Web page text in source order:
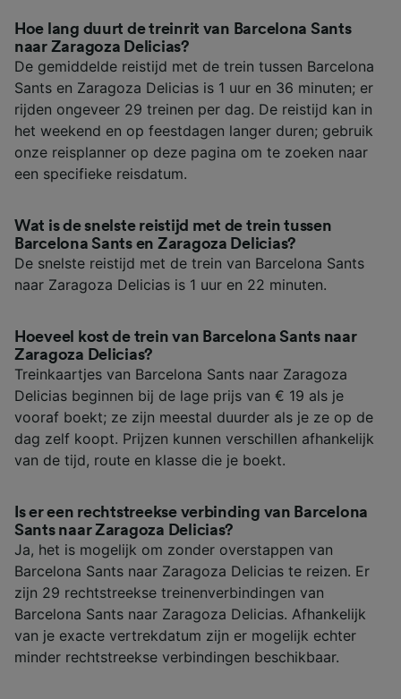
Hoe lang duurt de treinrit van Barcelona Sants
naar Zaragoza Delicias?
De gemiddelde reistijd met de trein tussen Barcelona
Sants en Zaragoza Delicias is 1 uur en 36 minuten; er
rijden ongeveer 29 treinen per dag. De reistijd kan in
het weekend en op feestdagen langer duren; gebruik
onze reisplanner op deze pagina om te zoeken naar
een specifieke reisdatum.
Wat is de snelste reistijd met de trein tussen
Barcelona Sants en Zaragoza Delicias?
De snelste reistijd met de trein van Barcelona Sants
naar Zaragoza Delicias is 1 uur en 22 minuten.
Hoeveel kost de trein van Barcelona Sants naar
Zaragoza Delicias?
Treinkaartjes van Barcelona Sants naar Zaragoza
Delicias beginnen bij de lage prijs van € 19 als je
vooraf boekt; ze zijn meestal duurder als je ze op de
dag zelf koopt. Prijzen kunnen verschillen afhankelijk
van de tijd, route en klasse die je boekt.
Is er een rechtstreekse verbinding van Barcelona
Sants naar Zaragoza Delicias?
Ja, het is mogelijk om zonder overstappen van
Barcelona Sants naar Zaragoza Delicias te reizen. Er
zijn 29 rechtstreekse treinenverbindingen van
Barcelona Sants naar Zaragoza Delicias. Afhankelijk
van je exacte vertrekdatum zijn er mogelijk echter
minder rechtstreekse verbindingen beschikbaar.